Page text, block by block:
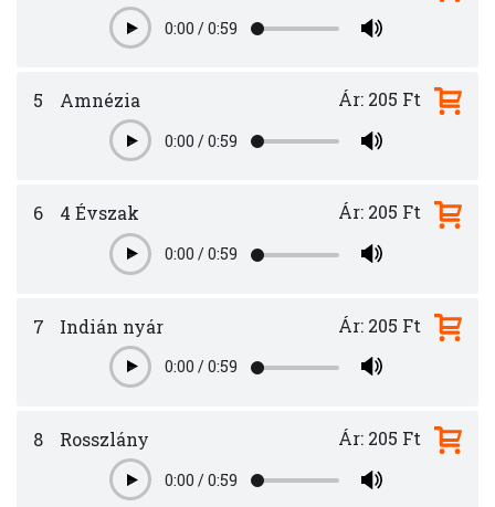
Play0:00 /0:59
5 Amnézia
Play0:00 /0:59
Ár: 205 Ft
6 4 Évszak
Play0:00 /0:59
Ár: 205 Ft
7 Indián nyár
Play0:00 /0:59
Ár: 205 Ft
8 Rosszlány
Play0:00 /0:59
Ár: 205 Ft